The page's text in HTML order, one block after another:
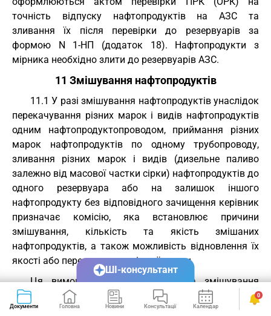
точність відпуску нафтопродуктів на АЗС та
зливання їх після перевірки до резервуарів за
формою N 1-НП (додаток 18). Нафтопродукти з
мірника необхідно злити до резервуарів АЗС.
11 Змішування нафтопродуктів
11.1 У разі змішування нафтопродуктів унаслідок
перекачування різних марок і видів нафтопродуктів
одним нафтопродуктопроводом, приймання різних
марок нафтопродуктів по одному трубопроводу,
зливання різних марок і видів (дизельне паливо
залежно від масової частки сірки) нафтопродуктів до
одного резервуара або на залишок іншого
нафтопродукту без відповідного зачищення керівник
призначає комісію, яка встановлює причини
змішування, кількість та якість змішаних
нафтопродуктів, а також можливість відновлення їх
якості або переведення до іншої марки.
Ця вимога не поширюється на змішування
нафтопродуктів передбаченого процесом
виробництва на НПЗ.
Документи Головна Новини Консультації Календар Сервіси
0
ШІ-консультант